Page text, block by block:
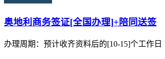
奥地利商务签证[全国办理]+陪同送签
办理周期：预计收齐资料后的[10-15]个工作日